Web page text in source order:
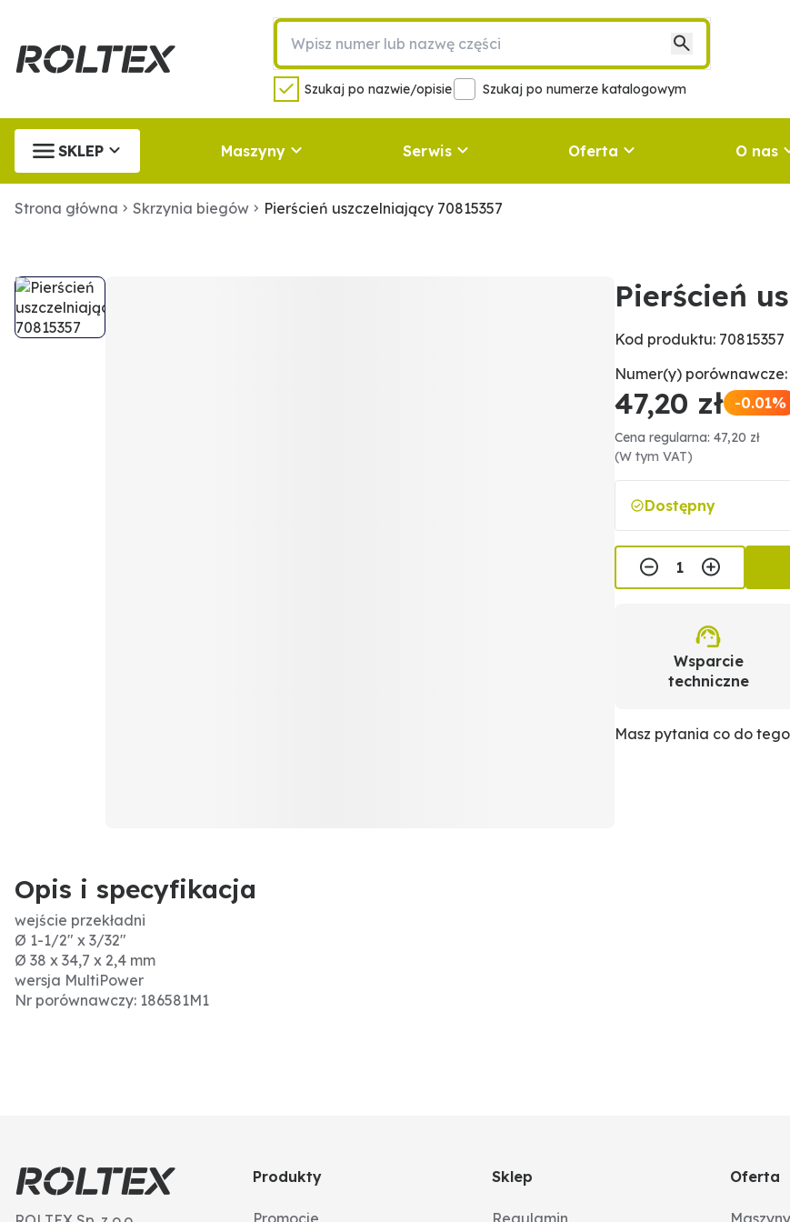
Szukaj po nazwie/opisie Szukaj po numerze katalogowym
SKLEP Maszyny Serwis Oferta O nas
Strona główna Skrzynia biegów Pierścień uszczelniający 70815357
Pierścień
Kod produktu: 70815357
Numer(y) porównawcze:
47,20 zł -0.01%
Cena regularna: 47,20 zł
(W tym VAT)
Dostępny
Wsparcie
techniczne
Masz pytania co do
Opis i specyfikacja
wejście przekładni
Ø 1-1/2" x 3/32"
Ø 38 x 34,7 x 2,4 mm
wersja MultiPower
Nr porównawczy: 186581M1
Produkty
Promocje
Sklep
Regulamin
Oferta
Maszyny